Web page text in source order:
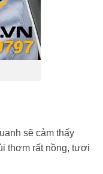
sẽ cảm thấy
thơm rất nồng, tươi